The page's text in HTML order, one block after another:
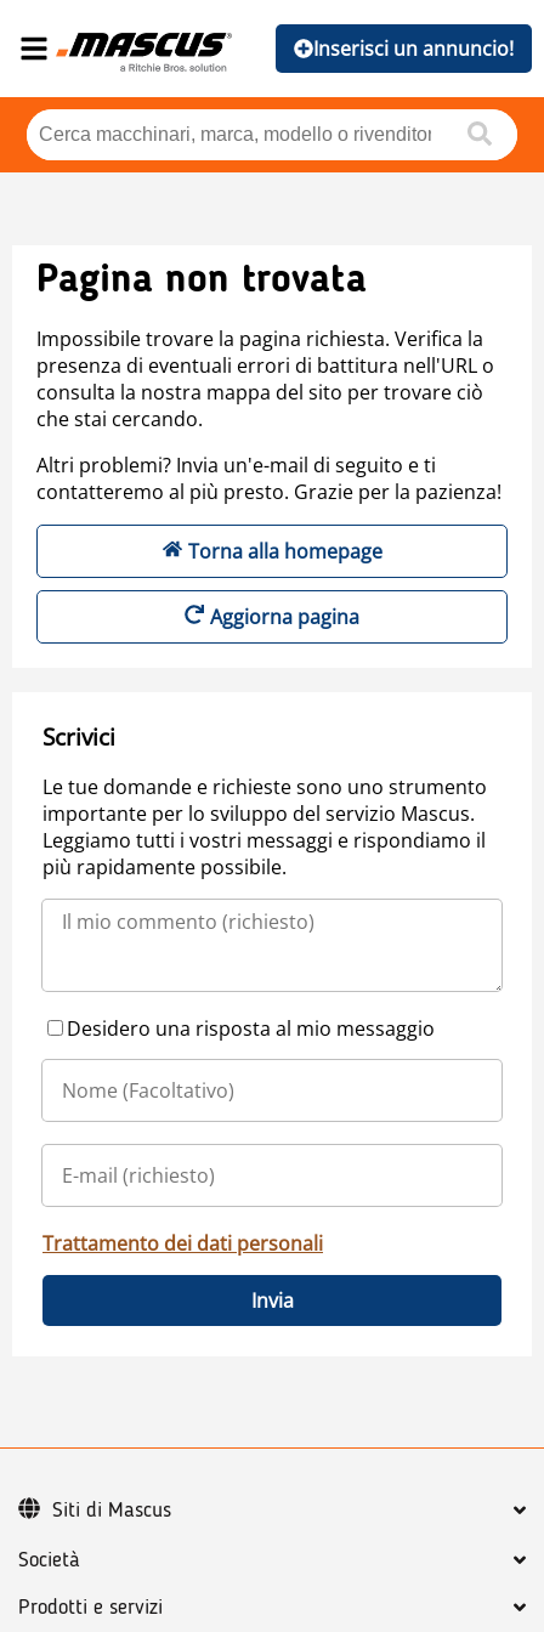
Inserisci un annuncio!
Pagina non trovata
Impossibile trovare la pagina richiesta. Verifica la
presenza di eventuali errori di battitura nell'URL o
consulta la nostra mappa del sito per trovare ciò
che stai cercando.
Altri problemi? Invia un'e-mail di seguito e ti
contatteremo al più presto. Grazie per la pazienza!
Torna alla homepage
Aggiorna pagina
Scrivici
Le tue domande e richieste sono uno strumento
importante per lo sviluppo del servizio Mascus.
Leggiamo tutti i vostri messaggi e rispondiamo il
più rapidamente possibile.
Desidero una risposta al mio messaggio
Trattamento dei dati personali
Invia
Società
Prodotti e servizi
Siti di Mascus